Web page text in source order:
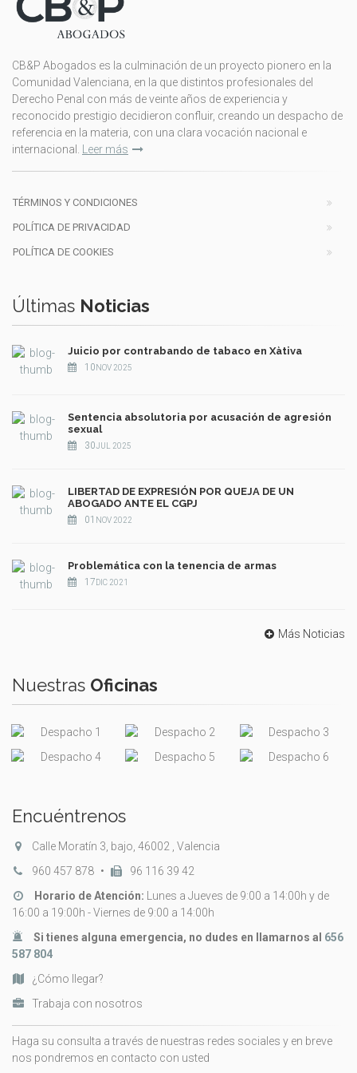
Juzgados de Menores
Defensa
Defensa en juicios penales, selección de jurados
Asistencia al detenido ante la Policía y en
Juzgado de Guardia.
Peticiones de libertad provisional, indultos,
revisiones de sentencias, suspensión y
grado.
Acusación
Acusación particular y Acusación popular.
CB&P Abogados es la culminación de un proyecto pionero en la
Comunidad Valenciana, en la que distintos profesionales del
Derecho Penal con más de veinte años de experiencia y
reconocido prestigio decidieron confluir, creando un despacho de
referencia en la materia, con una clara vocación nacional e
internacional. Leer más
TÉRMINOS Y CONDICIONES
POLÍTICA DE PRIVACIDAD
POLÍTICA DE COOKIES
Últimas Noticias
Juicio por contrabando de tabaco en Xàtiva
10 NOV 2025
Sentencia absolutoria por acusación de agresión
sexual
30JUL 2025
LIBERTAD DE EXPRESIÓN POR QUEJA DE UN
ABOGADO ANTE EL CGPJ
01 NOV 2022
Problemática con la tenencia de armas
17DIC 2021
Más Noticias
Nuestras Oficinas
Encuéntrenos
Calle Moratín 3, bajo, 46002 , Valencia
960 457 878 •
96 116 39 42
Horario de Atención: Lunes a Jueves de 9:00 a 14:00h y de
16:00 a 19:00h - Viernes de 9:00 a 14:00h
Si tienes alguna emergencia, no dudes en llamarnos al 656
587 804
¿Cómo llegar?
Trabaja con nosotros
Haga su consulta a través de nuestras redes sociales y en breve
nos pondremos en contacto con usted